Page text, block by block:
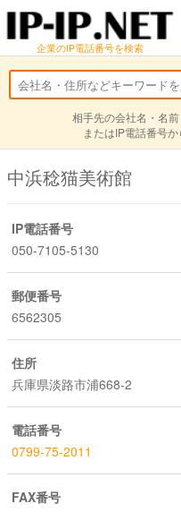
企業のIP電話番号を検索
相手先の会社名・名
またはIP電話番号
中浜稔猫美術館
IP電話番号
050-7105-5130
郵便番号
6562305
住所
兵庫県淡路市浦668-2
電話番号
0799-75-2011
FAX番号